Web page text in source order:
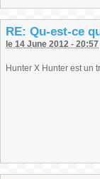
RE: Qu-est-ce
le 14 June 2012 - 20:57
Hunter X Hunter est un